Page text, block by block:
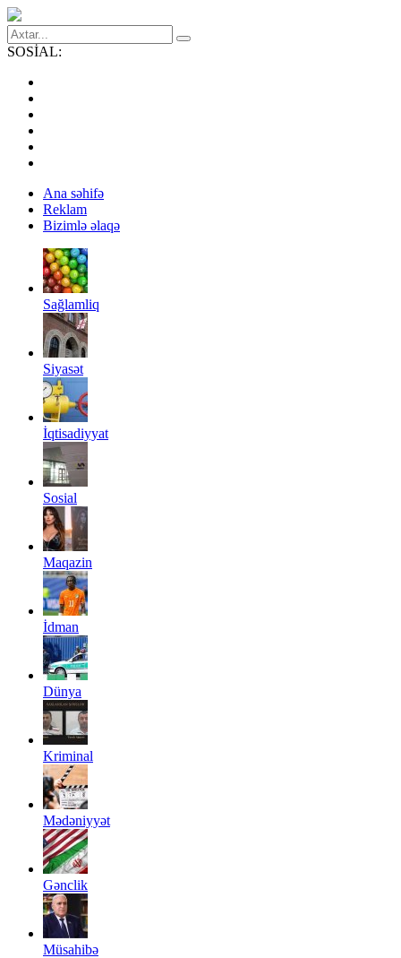
SOSİAL:
Ana səhifə
Reklam
Bizimlə əlaqə
Sağlamliq
Siyasət
İqtisadiyyat
Sosial
Maqazin
İdman
Dünya
Kriminal
Mədəniyyət
Gənclik
Müsahibə